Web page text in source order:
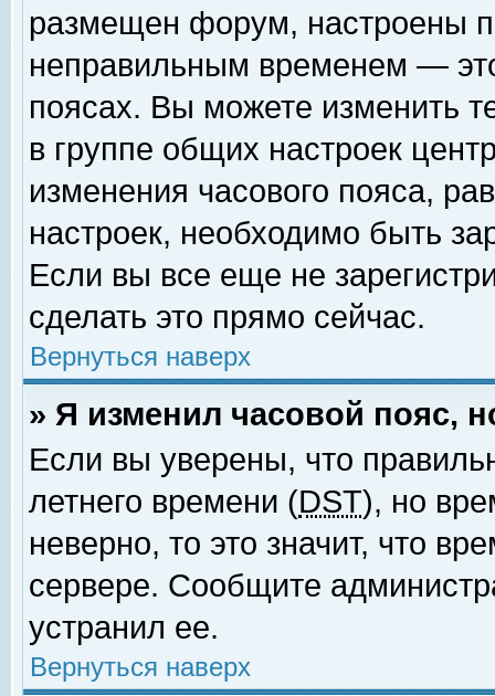
размещен форум, настроены
неправильным временем —
поясах. Вы можете изменить
в группе общих настроек
изменения часового пояса,
настроек, необходимо быть
Если вы все еще не
сделать это прямо сейчас.
Вернуться наверх
» Я изменил часовой пояс,
Если вы уверены, что
летнего времени (DST), но
неверно, то это значит, что
сервере. Сообщите
устранил ее.
Вернуться наверх